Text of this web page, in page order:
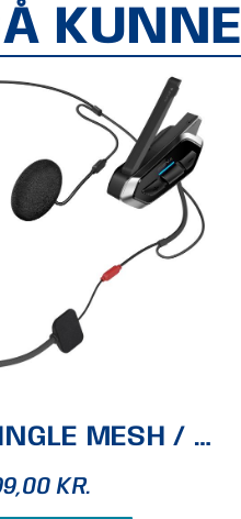
SENA 50R SINGLE MESH / SOUND BY HARMAN KARDON
KR.